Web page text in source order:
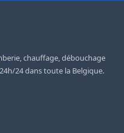
chauffage, débouchage
24 dans toute la Belgique.